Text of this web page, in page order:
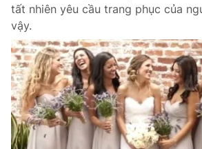
tất nhiên yêu cầu trang phục của
vậy.